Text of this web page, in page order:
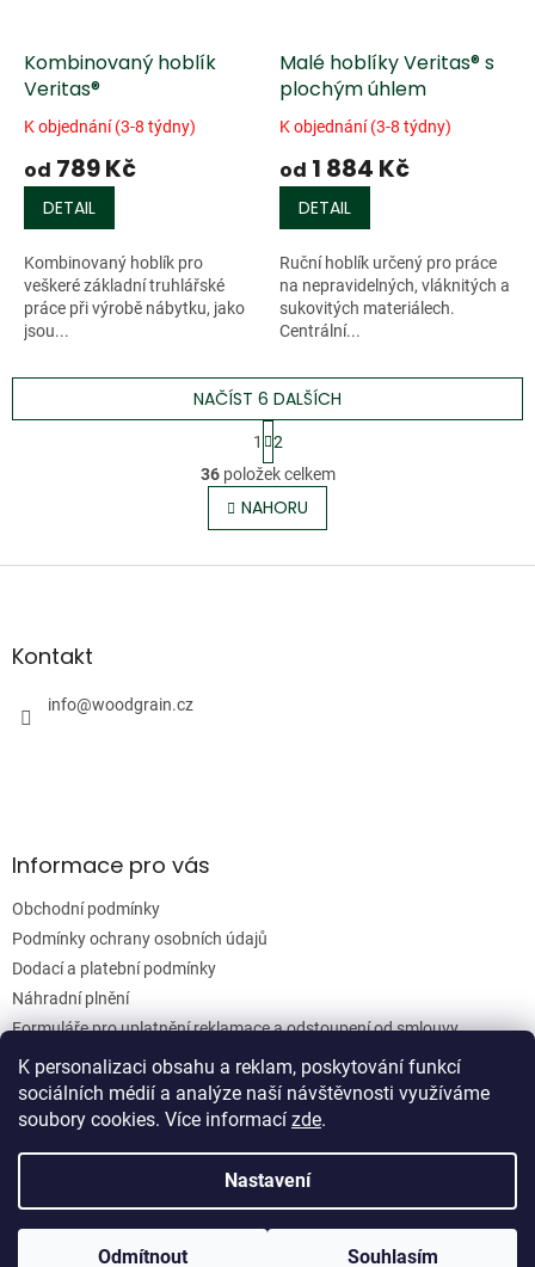
K personalizaci obsahu a reklam, poskytování funkcí
sociálních médií a analýze naší návštěvnosti využíváme
soubory cookies. Více informací zde.
Nastavení
Odmítnout Souhlasím
Kombinovaný hoblík
Veritas®
K objednání (3-8 týdny)
od 789 Kč
DETAIL
Kombinovaný hoblík pro
veškeré základní truhlářské
práce při výrobě nábytku, jako
jsou...
Malé hoblíky Veritas® s
plochým úhlem
K objednání (3-8 týdny)
od 1 884 Kč
DETAIL
Ruční hoblík určený pro práce
na nepravidelných, vláknitých a
sukovitých materiálech.
Centrální...
O
v
l
á
NAČÍST 6 DALŠÍCH
S
t
r
á
n
k
v
1
2
36položek celkem
NAHORU
Z
aKontakt
info@woodgrain.cz
Informace pro vás
Obchodní podmínky
Podmínky ochrany osobních údajů
Dodací a platební podmínky
Náhradní plnění
Formuláře pro uplatnění reklamace a odstoupení od smlouvy
Moje objednávka
Woodgrain s.r.o.
Upravit nastavení cookies